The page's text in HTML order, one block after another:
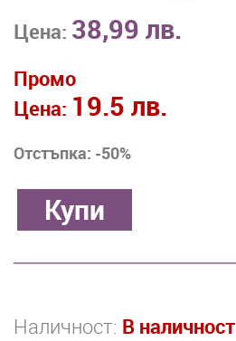
Цена: 38,99 лв.
Промо
Цена: 19.5 лв.
Отстъпка: -50%
Наличност: В наличност